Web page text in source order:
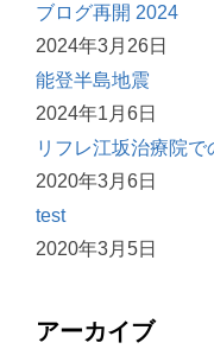
ブログ再開 2024
2024年3月26日
能登半島地震
2024年1月6日
リフレ江坂治療院
2020年3月6日
test
2020年3月5日
アーカイブ